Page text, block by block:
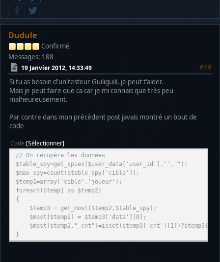
Dudule
Confirmé
Messages: 188
19 Janvier 2012, 14:33:49
#19
Si tu as besoin d'un testeur Guiliguili, je peut t'aider.
Mais je peut faire que ca car je mi connais que très peu
malheureusement.
Par contre dans mon précédent post javais montré un bout de
code
Code Sélectionner
// On récupére les données
$table_spy=get_spies($user_data['user_id'],"","");
$max_spy=count($table_spy['cible']);
$temp1=array('cible','joueur');
foreach($temp1 as $temp2)
{
$temp3 = get_most($temp2,$table_spy);
$most[$temp2] = $temp3['data'][0];
}